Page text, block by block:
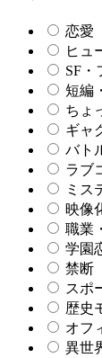
恋愛
ヒュ
SF・
短編
ちょ
ギャ
バト
ラブ
ミス
映像
職業
学園
禁断
スポ
歴史
オフ
異世